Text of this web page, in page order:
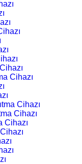
Cihazı
Cihazı
Cihazı
Cihazı